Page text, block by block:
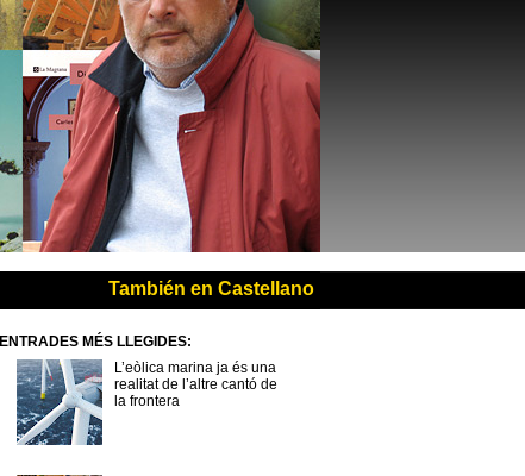
También en Castellano
ENTRADES MÉS LLEGIDES:
L’eòlica marina ja és una
realitat de l’altre cantó de
la frontera